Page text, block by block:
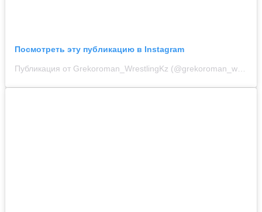
Посмотреть эту публикацию в Instagram
Публикация от Grekoroman_WrestlingKz (@grekoroman_wrestlingkz)